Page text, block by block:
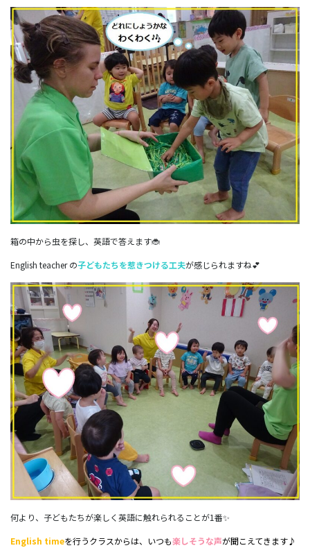
箱の中から虫を探し、英語で答えます🐞
English teacher の子どもたちを惹きつける工夫が感じられますね💕
何より、子どもたちが楽しく英語に触れられることが1番✨
English timeを行うクラスからは、いつも楽しそうな声が聞こえてきます♪